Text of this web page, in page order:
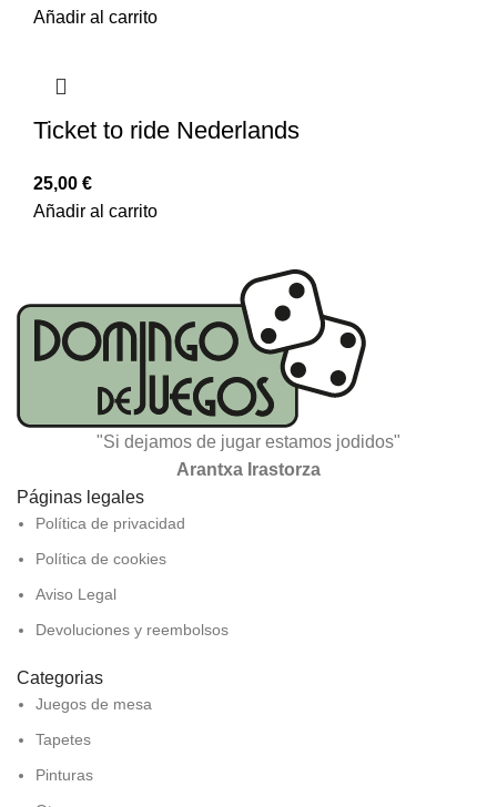
Añadir al carrito
Ticket to ride Nederlands
25,00 €
Añadir al carrito
"Si dejamos de jugar estamos jodidos"
Arantxa Irastorza
Páginas legales
Política de privacidad
Política de cookies
Aviso Legal
Devoluciones y reembolsos
Categorias
Juegos de mesa
Tapetes
Pinturas